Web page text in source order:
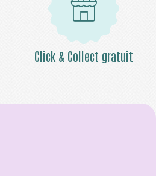
Click & Collect gratuit